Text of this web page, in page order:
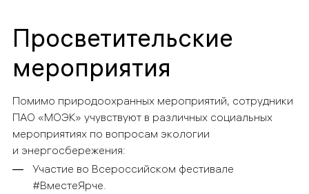
Просветительские
мероприятия
Помимо природоохранных мероприятий, сотрудники
ПАО «МОЭК» учувствуют в различных социальных
мероприятиях по вопросам экологии
и энергосбережения:
Участие во Всероссийском фестивале
#ВместеЯрче.